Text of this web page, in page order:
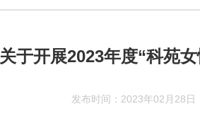
关于开展2023年度“科苑
发布时间：2023年02月28日